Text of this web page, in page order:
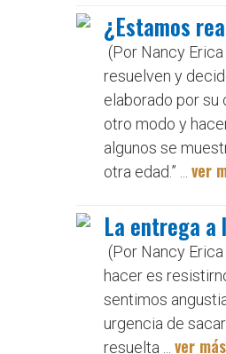
¿Estamos
(Por Nancy
resuelven y
elaborado por su
otro modo y
algunos se
otra edad.” ... ver
La entrega a
(Por Nancy
hacer es
sentimos
urgencia de
resuelta ... ver más